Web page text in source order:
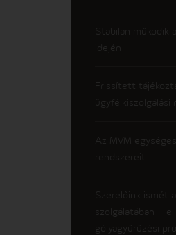
Stabilan működik
idején
Frissített
Az MVM
rendszereit
Szerelőink ismét
szolgálatában –
gólyagyűrűzési